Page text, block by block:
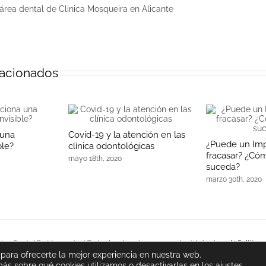
dental de Clinica Mosqueira en Alicante
Covid-19 y la atención en las
clínica odontológicas
mayo 18th, 2020
¿Puede un
fracasar?
suceda?
marzo 30th, 2020
Dental Dr. Mosqueira | Todos los derechos reservados |Aviso Legal|Política
Cookiesofrecerte la mejor experiencia en nuestra web.